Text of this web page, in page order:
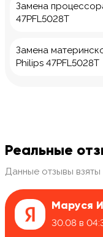
Замена
47PFL5028T
Замена
Philips 47PFL5028T
Реальные
Данные отзывы
Маруся
30.08 в